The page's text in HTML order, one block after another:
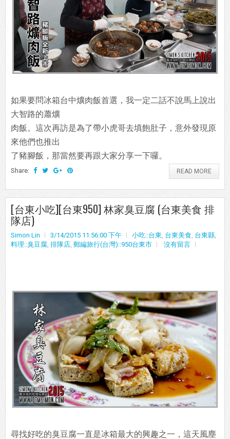
如果要問冰箱台中爌肉飯首選，我一定二話不說馬上說出
大智路的蕭爌
肉飯。這次再訪是為了帶小虎哥去填飽肚子，意外發現原
來他們也推出
了豬腳飯，那當然要再跟大家分享一下囉。
Share: READ MORE
[台東小吃][台東950] 林家臭豆腐 (台東美食 排
隊店)
Simon Lin 3/14/2015 11:56:00 下午 小吃::台東 台東美食 台東縣
料理::臭豆腐 排隊店 郵編旅行(台灣)::950台東市 沒有留言
尋找好吃的臭豆腐一直是冰箱最大的興趣之一，這天風塵